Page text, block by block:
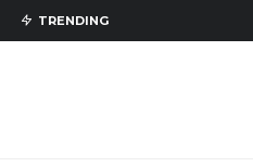
TRENDING